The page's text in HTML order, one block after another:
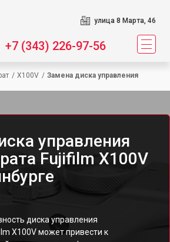
улица 8 Марта, 46
+7 (343) 226-97-56
/ X100V / Замена диска управления
управления
Fujifilm X100V
диска управления
X100V может привести к